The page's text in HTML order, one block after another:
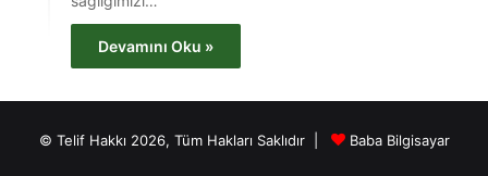
Devamını Oku »
© Telif Hakkı 2026, Tüm Hakları Saklıdır | Baba Bilgisayar